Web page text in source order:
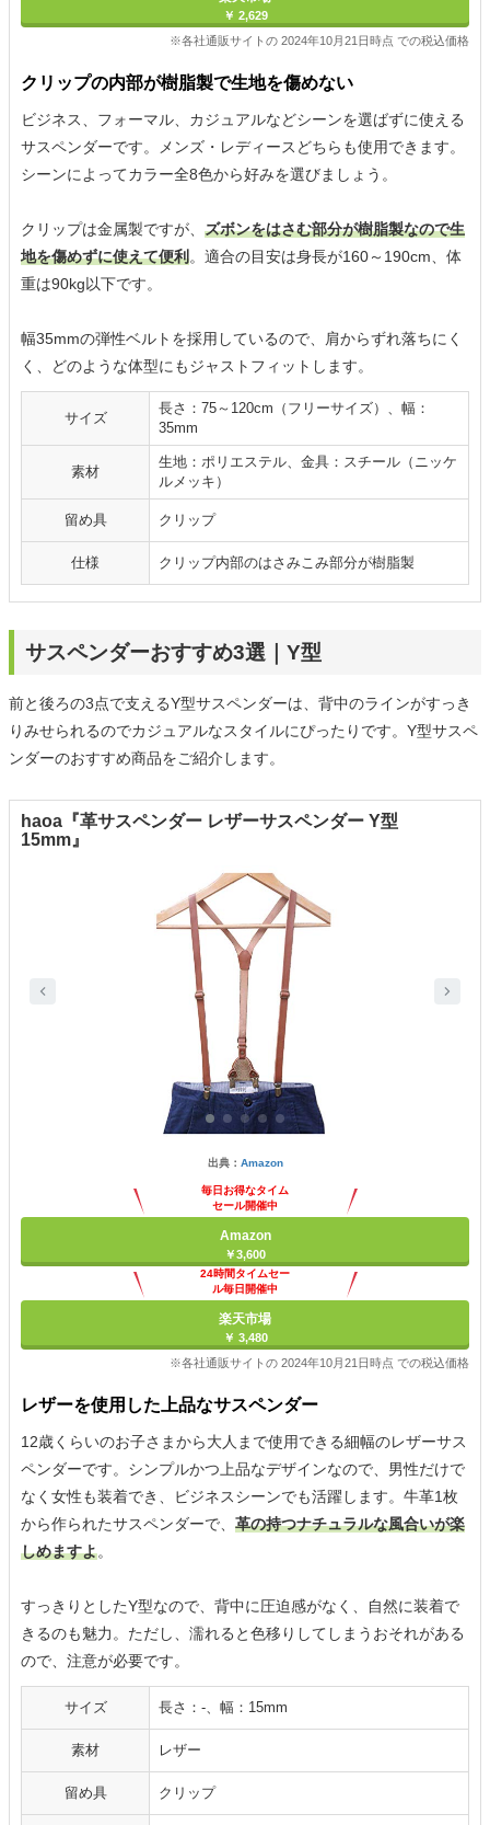
￥ 2,629
※各社通販サイトの 2024年10月21日時点 での税込価格
クリップの内部が樹脂製で生地を傷めない
ビジネス、フォーマル、カジュアルなどシーンを選ばずに使える
サスペンダーです。メンズ・レディースどちらも使用できます。
シーンによってカラー全8色から好みを選びましょう。
クリップは金属製ですが、 ズボンをはさむ部分が樹脂製なので生
地を傷めずに使えて便利。適合の目安は身長が160～190cm、体
重は90kg以下です。
幅35mmの弾性ベルトを採用しているので、肩からずれ落ちにく
く、どのような体型にもジャストフィットします。
サイズ
長さ：75～120cm（フリーサイズ）、幅：
35mm
素材
生地：ポリエステル、金具：スチール（ニッケ
ルメッキ）
留め具 クリップ
仕様 クリップ内部のはさみこみ部分が樹脂製
サスペンダーおすすめ3選｜Y型
前と後ろの3点で支えるY型サスペンダーは、背中のラインがすっき
りみせられるのでカジュアルなスタイルにぴったりです。Y型サスペ
ンダーのおすすめ商品をご紹介します。
haoa『革サスペンダー レザーサスペンダー Y型
15mm』
出典： Amazon
毎日お得なタイム
セール開催中
Amazon
￥3,600
24時間タイムセー
ル毎日開催中
楽天市場
￥ 3,480
※各社通販サイトの 2024年10月21日時点 での税込価格
レザーを使用した上品なサスペンダー
12歳くらいのお子さまから大人まで使用できる細幅のレザーサス
ペンダーです。シンプルかつ上品なデザインなので、男性だけで
なく女性も装着でき、ビジネスシーンでも活躍します。牛革1枚
から作られたサスペンダーで、 革の持つナチュラルな風合いが楽
しめますよ。
すっきりとしたY型なので、背中に圧迫感がなく、自然に装着で
きるのも魅力。ただし、濡れると色移りしてしまうおそれがある
ので、注意が必要です。
サイズ 長さ：-、幅：15mm
素材 レザー
留め具 クリップ